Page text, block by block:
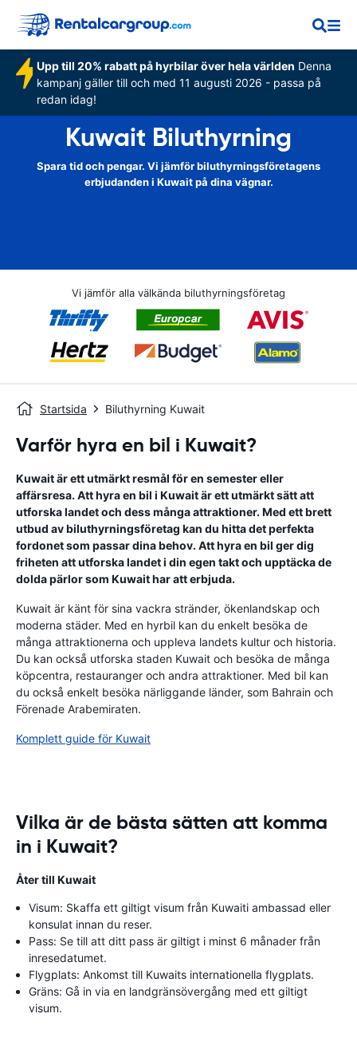
Upp till 20% rabatt på hyrbilar över hela världen Denna
kampanj gäller till och med 11 augusti 2026 - passa på
redan idag!
Kuwait Biluthyrning
Spara tid och pengar. Vi jämför biluthyrningsföretagens
erbjudanden i Kuwait på dina vägnar.
Vi jämför alla välkända biluthyrningsföretag
Startsida Biluthyrning Kuwait
Varför hyra en bil i Kuwait?
Kuwait är ett utmärkt resmål för en semester eller
affärsresa. Att hyra en bil i Kuwait är ett utmärkt sätt att
utforska landet och dess många attraktioner. Med ett brett
utbud av biluthyrningsföretag kan du hitta det perfekta
fordonet som passar dina behov. Att hyra en bil ger dig
friheten att utforska landet i din egen takt och upptäcka de
dolda pärlor som Kuwait har att erbjuda.
Kuwait är känt för sina vackra stränder, ökenlandskap och
moderna städer. Med en hyrbil kan du enkelt besöka de
många attraktionerna och uppleva landets kultur och historia.
Du kan också utforska staden Kuwait och besöka de många
köpcentra, restauranger och andra attraktioner. Med bil kan
du också enkelt besöka närliggande länder, som Bahrain och
Förenade Arabemiraten.
Komplett guide för Kuwait
Vilka är de bästa sätten att komma
in i Kuwait?
Åter till Kuwait
Visum: Skaffa ett giltigt visum från Kuwaiti ambassad eller
konsulat innan du reser.
Pass: Se till att ditt pass är giltigt i minst 6 månader från
inresedatumet.
Flygplats: Ankomst till Kuwaits internationella flygplats.
Gräns: Gå in via en landgränsövergång med ett giltigt
visum.